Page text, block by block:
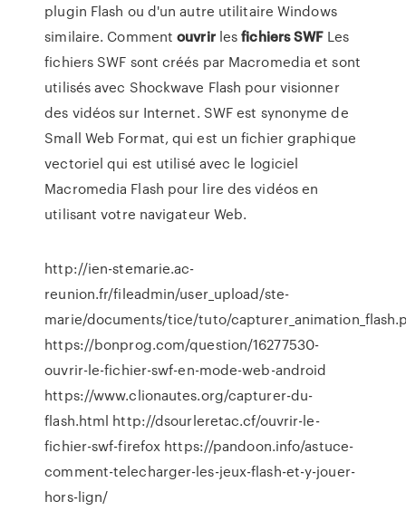
plugin Flash ou d'un autre utilitaire Windows
similaire. CommentouvrirlesfichiersSWFLes
fichiers SWF sont créés par Macromedia et sont
utilisés avec Shockwave Flash pour visionner
des vidéos sur Internet. SWF est synonyme de
Small Web Format, qui est un fichier graphique
vectoriel qui est utilisé avec le logiciel
Macromedia Flash pour lire des vidéos en
utilisant votre navigateur Web.
http://ien-stemarie.ac-
reunion.fr/fileadmin/user_upload/ste-
marie/documents/tice/tuto/
https://bonprog.com/question/16277530-
ouvrir-le-fichier-swf-en-mode-web-android
https://www.clionautes.org/capturer-du-
flash.html http://dsourleretac.cf/ouvrir-le-
fichier-swf-firefox https://pandoon.info/astuce-
comment-telecharger-les-jeux-flash-et-y-jouer-
hors-lign/